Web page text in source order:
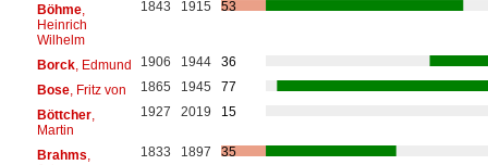
Böhme,
Heinrich
Wilhelm
1843 1915 53
Borck, Edmund 1906 1944
36
Bose, Fritz von 1865 1945
77
Böttcher,
Martin
1927 2019 15
Brahms 1833 1897 35